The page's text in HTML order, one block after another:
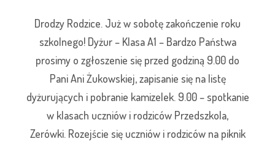
Drodzy Rodzice. Już w sobotę zakończenie roku
szkolnego! Dyżur – Klasa A1 – Bardzo Państwa
prosimy o zgłoszenie się przed godziną 9.00 do
Pani Ani Żukowskiej, zapisanie się na listę
dyżurujących i pobranie kamizelek. 9.00 – spotkanie
w klasach uczniów i rodziców Przedszkola,
Zerówki. Rozejście się uczniów i rodziców na piknik